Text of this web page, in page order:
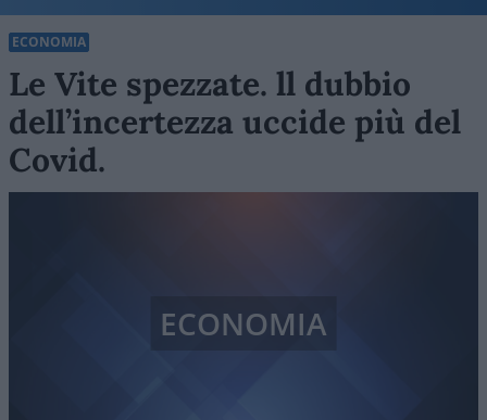
ECONOMIA
Le Vite spezzate. ll dubbio
dell’incertezza uccide più del
Covid.
ECONOMIA